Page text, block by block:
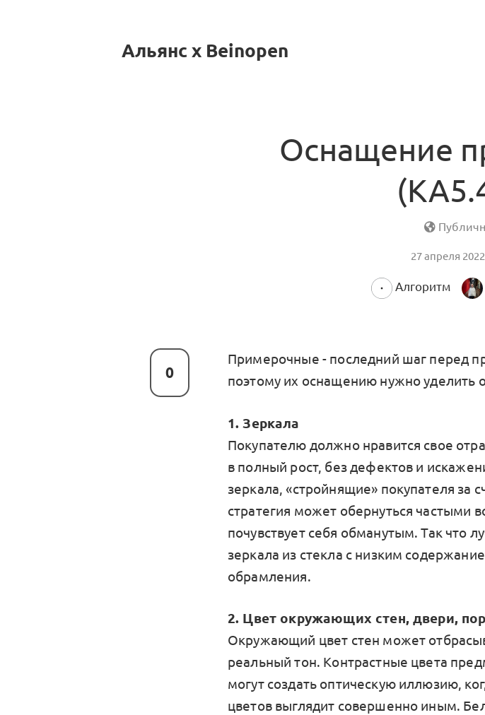
Альянс x Beinopen
Оснащение
27 апреля 2022
Алгоритм
0
Примерочные - последний шаг перед
поэтому их оснащению нужно уделить
1. Зеркала
Покупателю должно нравится свое
в полный рост, без дефектов и
зеркала, «стройнящие» покупателя за
стратегия может обернуться частыми
почувствует себя обманутым. Так что
зеркала из стекла с низким
обрамления.
2. Цвет окружающих стен, двери,
Окружающий цвет стен может
реальный тон. Контрастные цвета
могут создать оптическую иллюзию,
цветов выглядит совершенно иным.